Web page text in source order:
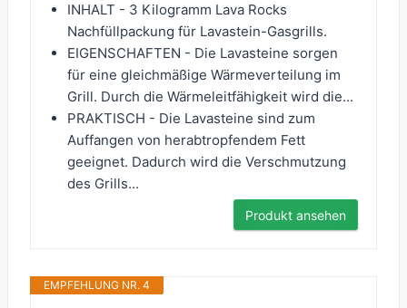
INHALT - 3 Kilogramm Lava Rocks
Nachfüllpackung für Lavastein-Gasgrills.
EIGENSCHAFTEN - Die Lavasteine sorgen
für eine gleichmäßige Wärmeverteilung im
Grill. Durch die Wärmeleitfähigkeit wird die...
PRAKTISCH - Die Lavasteine sind zum
Auffangen von herabtropfendem Fett
geeignet. Dadurch wird die Verschmutzung
des Grills...
Produkt ansehen
EMPFEHLUNG NR. 4